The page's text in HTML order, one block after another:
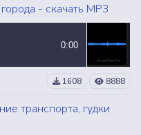
- скачать MP3
0:00
1608 8888
транспорта, гудки